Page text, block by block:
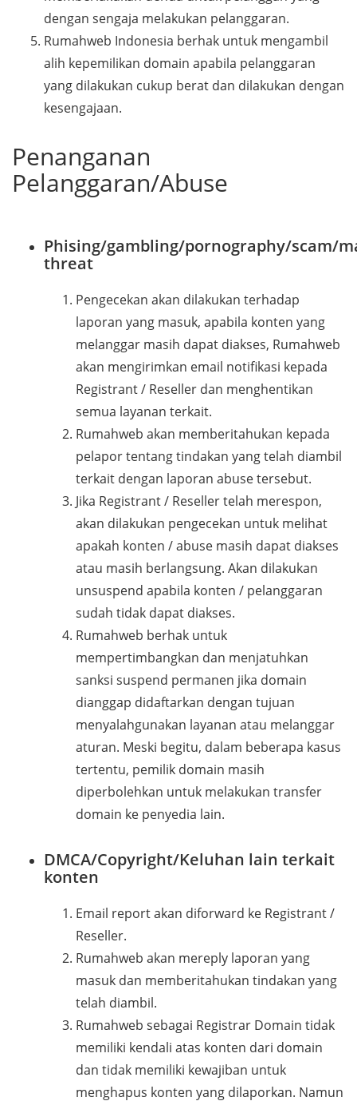
dengan sengaja melakukan pelanggaran.
Rumahweb Indonesia berhak untuk mengambil
alih kepemilikan domain apabila pelanggaran
yang dilakukan cukup berat dan dilakukan dengan
kesengajaan.
Penanganan
Pelanggaran/Abuse
Phising/gambling/pornography/scam/
threat
Pengecekan akan dilakukan terhadap
laporan yang masuk, apabila konten yang
melanggar masih dapat diakses, Rumahweb
akan mengirimkan email notifikasi kepada
Registrant / Reseller dan menghentikan
semua layanan terkait.
Rumahweb akan memberitahukan kepada
pelapor tentang tindakan yang telah diambil
terkait dengan laporan abuse tersebut.
Jika Registrant / Reseller telah merespon,
akan dilakukan pengecekan untuk melihat
apakah konten / abuse masih dapat diakses
atau masih berlangsung. Akan dilakukan
unsuspend apabila konten / pelanggaran
sudah tidak dapat diakses.
Rumahweb berhak untuk
mempertimbangkan dan menjatuhkan
sanksi suspend permanen jika domain
dianggap didaftarkan dengan tujuan
menyalahgunakan layanan atau melanggar
aturan. Meski begitu, dalam beberapa kasus
tertentu, pemilik domain masih
diperbolehkan untuk melakukan transfer
domain ke penyedia lain.
DMCA/Copyright/Keluhan lain terkait
konten
Email report akan diforward ke Registrant /
Reseller.
Rumahweb akan mereply laporan yang
masuk dan memberitahukan tindakan yang
telah diambil.
Rumahweb sebagai Registrar Domain tidak
memiliki kendali atas konten dari domain
dan tidak memiliki kewajiban untuk
menghapus konten yang dilaporkan. Namun